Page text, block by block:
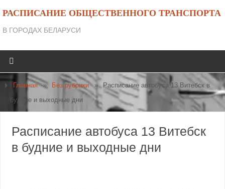
РАСПИСАНИЕ ОБЩЕСТВЕННОГО ТРАНСПОРТА
В ГОРОДАХ БЕЛАРУСИ
Главная » Без рубрики » Расписание автобуса 13 Витебск в
будние и выходные дни
Расписание автобуса 13 Витебск
в будние и выходные дни